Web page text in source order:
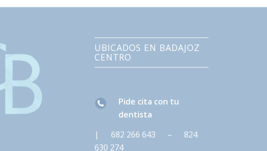
UBICADOS EN BADAJOZ
CENTRO
Pide cita con tu
dentista
|
682 266 643 –
824
630 274